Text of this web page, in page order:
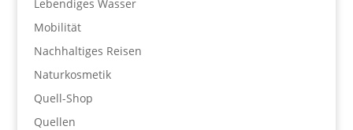
Lebendiges Wasser
Mobilität
Nachhaltiges Reisen
Naturkosmetik
Quell-Shop
Quellen